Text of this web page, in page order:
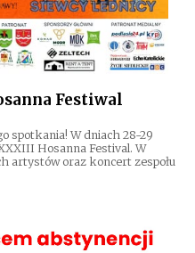
Festiwal
spotkania! W dniach 28-29
Hosanna Festival. W
artystów oraz koncert zespołu